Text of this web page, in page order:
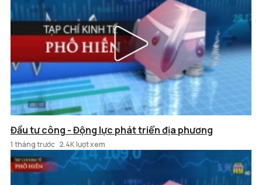
Đầu tư công - Động lực phát triển địa phương
1 tháng trước 2.4K lượt xem